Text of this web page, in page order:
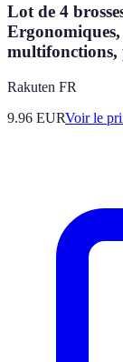
Lot de 4
multifonctions,
Rakuten FR
9.96 EURVoir le